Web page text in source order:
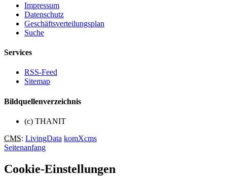
Impressum
Datenschutz
Geschäftsverteilungsplan
Suche
Services
RSS-Feed
Sitemap
Bildquellenverzeichnis
(c) THANIT
CMS: LivingData komXcms
Seitenanfang
Cookie-Einstellungen